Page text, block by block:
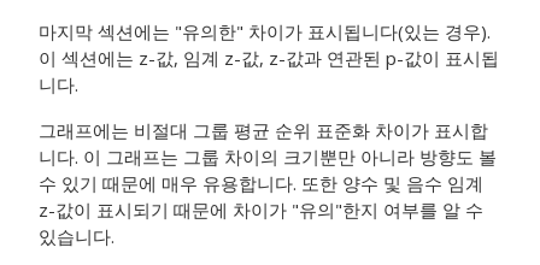
마지막 섹션에는 "유의한" 차이가 표시됩니다(있는 경우).
이 섹션에는 z-값, 임계 z-값, z-값과 연관된 p-값이 표시됩
니다.
그래프에는 비절대 그룹 평균 순위 표준화 차이가 표시합
니다. 이 그래프는 그룹 차이의 크기뿐만 아니라 방향도 볼
수 있기 때문에 매우 유용합니다. 또한 양수 및 음수 임계
z-값이 표시되기 때문에 차이가 "유의"한지 여부를 알 수
있습니다.